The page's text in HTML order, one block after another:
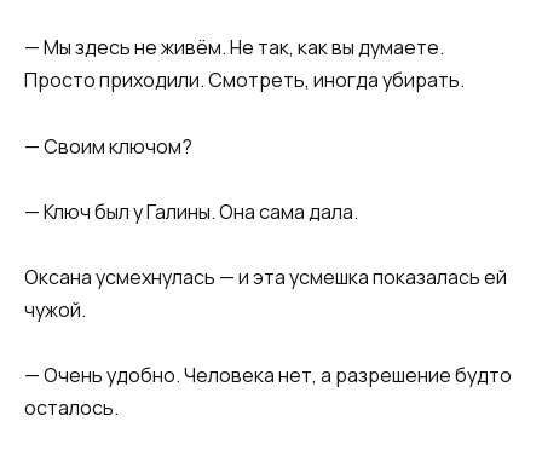
— Мы здесь не живём. Не так, как вы думаете.
Просто приходили. Смотреть, иногда убирать.
— Своим ключом?
— Ключ был у Галины. Она сама дала.
Оксана усмехнулась — и эта усмешка показалась ей
чужой.
— Очень удобно. Человека нет, а разрешение будто
осталось.